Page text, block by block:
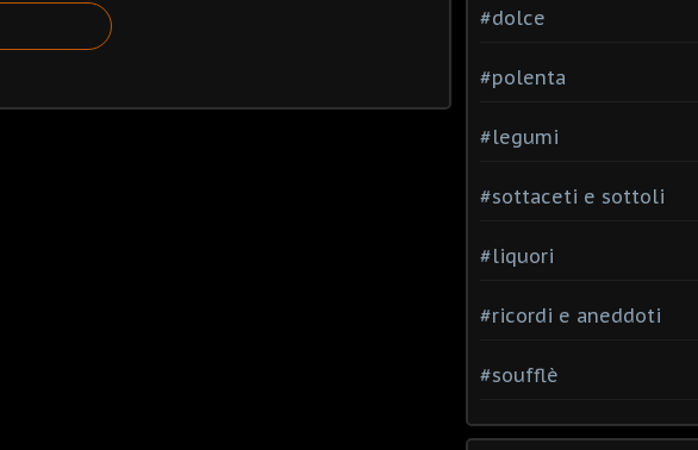
#dolce
#polenta
#legumi
#sottaceti e sottoli
#liquori
#ricordi e aneddoti
#soufflè